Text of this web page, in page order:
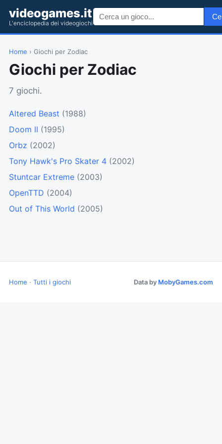
videogames.it
L'enciclopedia dei videogiochi
Home › Giochi per Zodiac
Giochi per Zodiac
7 giochi.
Altered Beast (1988)
Doom II (1995)
Orbz (2002)
Tony Hawk's Pro Skater 4 (2002)
Stuntcar Extreme (2003)
OpenTTD (2004)
Out of This World (2005)
Home · Tutti i giochi Data by MobyGames.com